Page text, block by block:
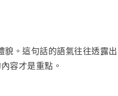
。這句話的語氣往往透露出
容才是重點。